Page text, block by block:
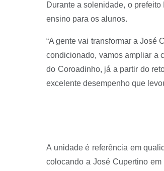
Durante a solenidade, o
ensino para os alunos.
“A gente vai transformar a José
condicionado, vamos ampliar a
do Coroadinho, já a partir do
excelente desempenho que
A unidade é referência em
colocando a José Cupertino